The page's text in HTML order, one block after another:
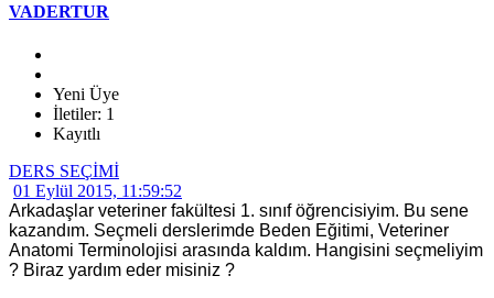
VADERTUR
Yeni Üye
İletiler: 1
Kayıtlı
DERS SEÇİMİ
01 Eylül 2015, 11:59:52
Arkadaşlar veteriner fakültesi 1. sınıf öğrencisiyim. Bu sene
kazandım. Seçmeli derslerimde Beden Eğitimi, Veteriner
Anatomi Terminolojisi arasında kaldım. Hangisini seçmeliyim
? Biraz yardım eder misiniz ?